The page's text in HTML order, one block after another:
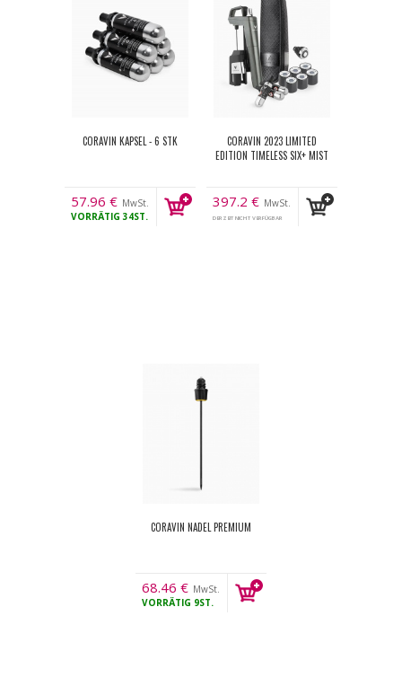
CORAVIN KAPSEL - 6 STK
57.96 € MwSt.
VORRÄTIG 34ST.
CORAVIN 2023 LIMITED
EDITION TIMELESS SIX+ MIST
397.2 € MwSt.
DERZEIT NICHT VERFÜGBAR
CORAVIN NADEL PREMIUM
68.46 € MwSt.
VORRÄTIG 9ST.